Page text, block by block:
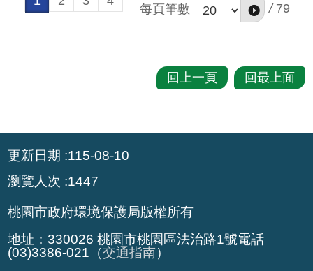
網
站
料
開
放
每頁筆數 / 79
回上一頁 回最上面
更新日期 115-08-10
瀏覽人次 1447
桃園市政府環境保護局版權所有
地址：330026 桃園市桃園區法治路1號電話
(03)3386-021（交通指南）